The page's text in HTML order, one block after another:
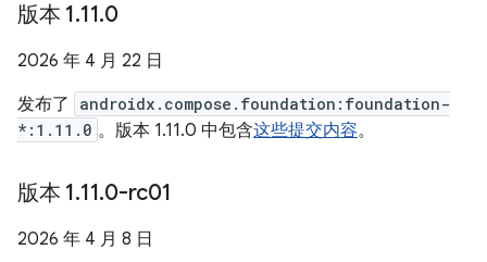
版本 1.11.0
2026 年 4 月 22 日
发布了
androidx.compose.foundation:foundation-
*:1.11.0 。版本 1.11.0 中包含这些提交内容。
版本 1.11.0-rc01
2026 年 4 月 8 日